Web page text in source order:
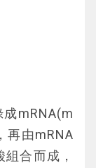
檢
有意義
白及核蛋
整的病毒
就會有缺
即遊戲中
三種很有
與「病毒
呈現。
mRNA(m
再由mRNA
合而成，